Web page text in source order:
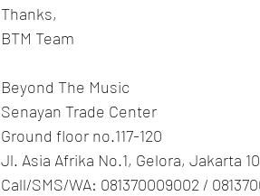
Thanks,
BTM Team
Beyond The Music
Senayan Trade Center
Ground floor no.117-120
Jl. Asia Afrika No.1, Gelora, Jakarta
Call/SMS/WA: 081370009002 /